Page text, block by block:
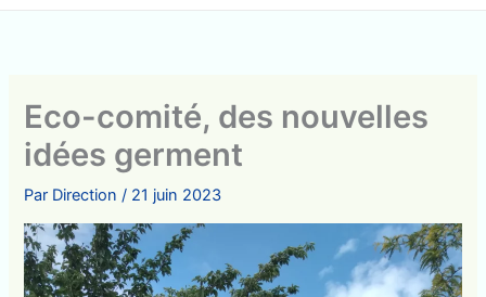
Eco-comité, des nouvelles
idées germent
Par Direction/ 21 juin 2023